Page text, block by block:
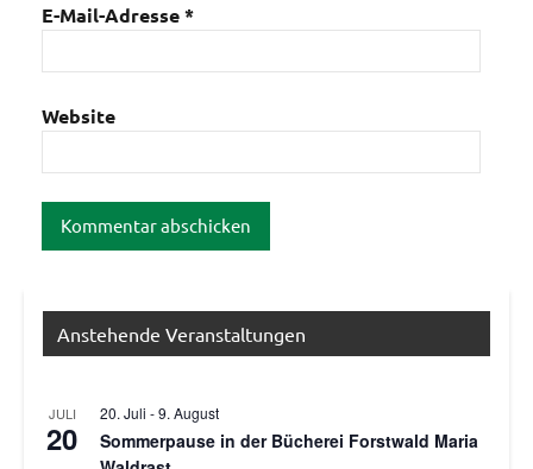
E-Mail-Adresse*
Website
Anstehende Veranstaltungen
JULI
20
20. Juli -9. August
Sommerpause in der Bücherei Forstwald Maria